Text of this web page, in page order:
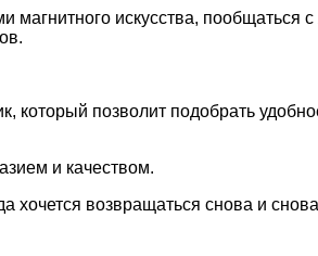
искусства, пообщаться
который позволит подобрать
и качеством.
хочется возвращаться снова и